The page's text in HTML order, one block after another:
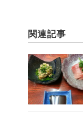
関連記事